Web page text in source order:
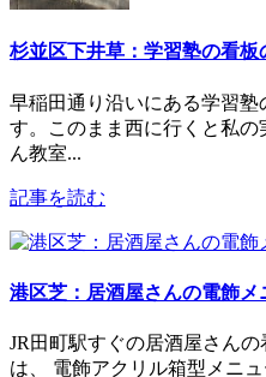
杉並区下井草：学習塾の看板
早稲田通り沿いにある学習
す。このまま西に行くと私
ん教室...
記事を読む
港区芝：居酒屋さんの電飾メ
JR田町駅すぐの居酒屋さん
は、 電飾アクリル箱型メニ